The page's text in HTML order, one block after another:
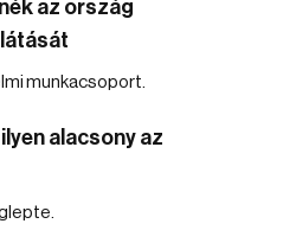
az ország
munkacsoport.
alacsony az